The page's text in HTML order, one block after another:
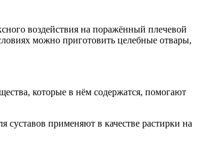
воздействия на поражённый плечевой
можно приготовить целебные отвары,
которые в нём содержатся, помогают
суставов применяют в качестве растирки на